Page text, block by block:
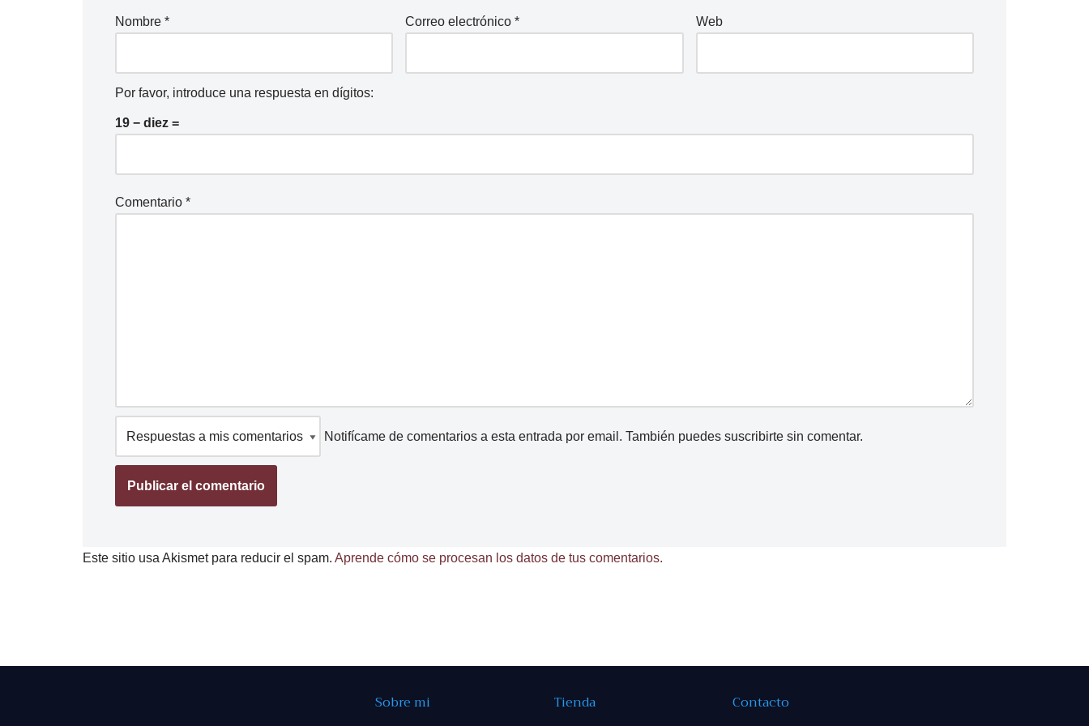
Nombre * Correo electrónico* Web
Por favor, introduce una respuesta en dígitos:
19 − diez =
Comentario *
Notifícame de comentarios a esta entrada por email. También puedes suscribirte sin comentar.
Este sitio usa Akismet para reducir el spam. Aprende cómo se procesan los datos de tus comentarios.
Sobre mi Tienda Contacto